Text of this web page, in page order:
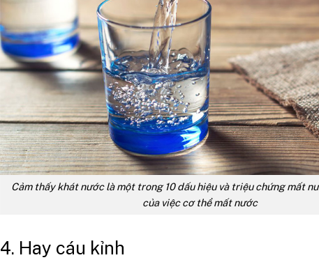
Cảm thấy khát nước là một trong 10 dấu hiệu và triệu chứng mất
của việc cơ thể mất nước
4. Hay cáu kỉnh